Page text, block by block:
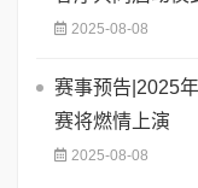
2025-08-08
赛事预告|2025
赛将燃情上演
2025-08-08